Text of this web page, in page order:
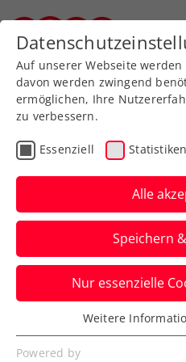
Zurück zur
Danube
Open:
die Nummer
Der heimische
ATP-Challenger in
Österreicher im
konnte ihm nicht
Verfasst von:
Auf unserer Webseite werden
davon werden zwingend
ermöglichen, Ihre
zu verbessern.
Essenziell Statistiken
Alle
Speichern
Nur essenzielle
Essenziell
Essenzielle Cookies werden
Weitere
Powered by